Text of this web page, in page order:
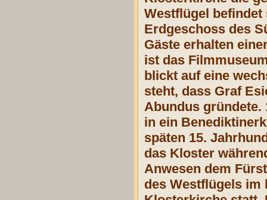
Westflügel
Erdgeschoss des
Gäste erhalten
ist das
blickt auf eine
steht, dass Graf
Abundus gründete.
in ein
späten 15.
das Kloster
Anwesen dem
des Westflügels im